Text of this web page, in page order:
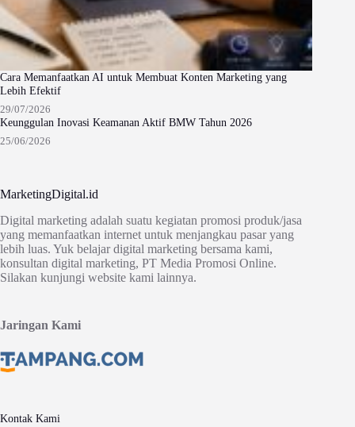
Cara Memanfaatkan AI untuk Membuat Konten Marketing yang
Lebih Efektif
29/07/2026
Keunggulan Inovasi Keamanan Aktif BMW Tahun 2026
25/06/2026
MarketingDigital.id
Digital marketing adalah suatu kegiatan promosi produk/jasa
yang memanfaatkan internet untuk menjangkau pasar yang
lebih luas. Yuk belajar digital marketing bersama kami,
konsultan digital marketing, PT Media Promosi Online.
Silakan kunjungi website kami lainnya.
Jaringan Kami
Kontak Kami